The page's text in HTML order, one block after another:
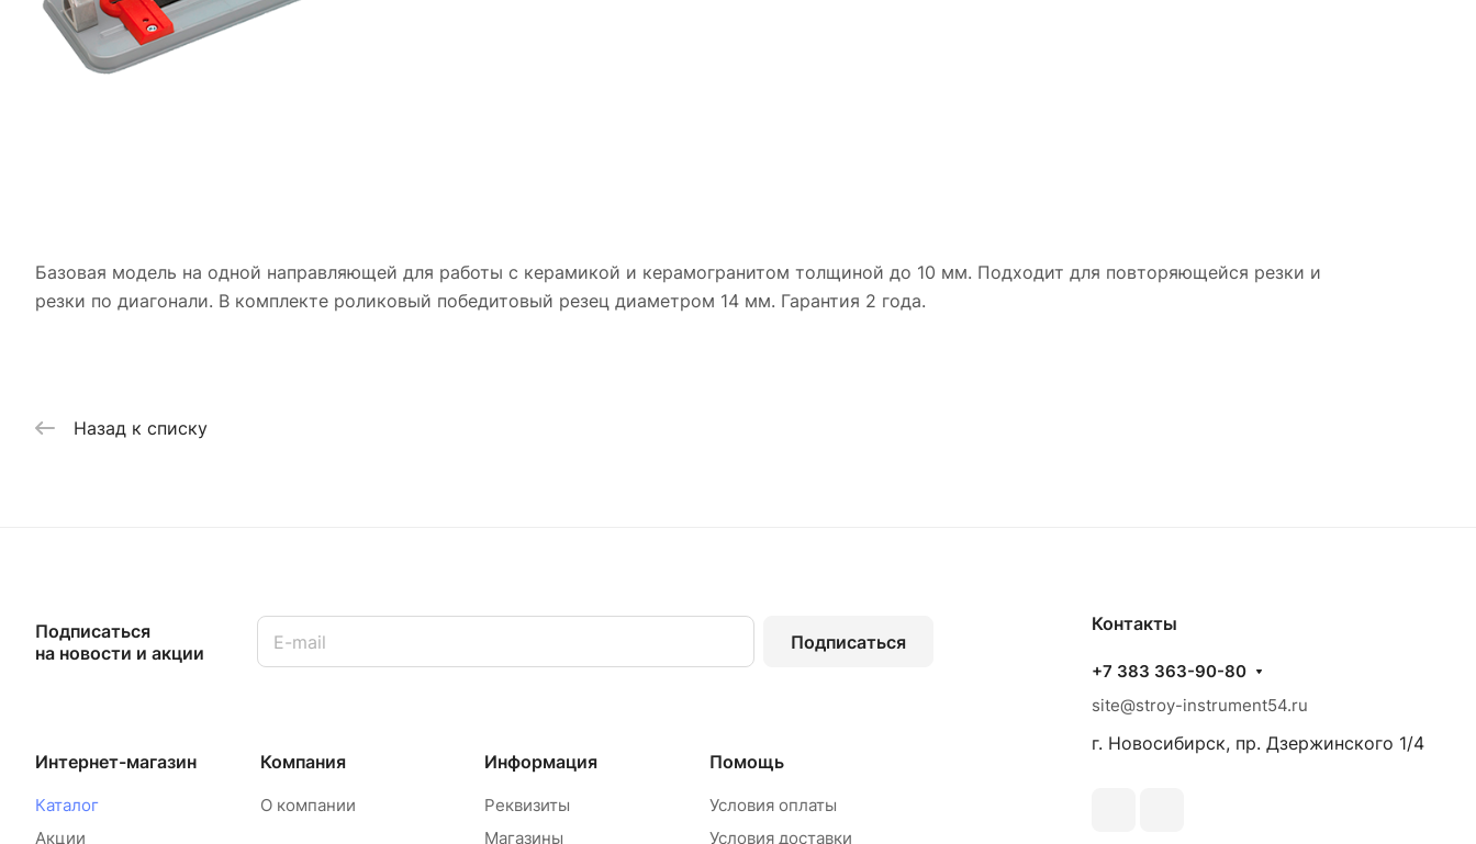
Базовая модель на одной направляющей для работы с керамикой и керамогранитом толщиной до 10 мм. Подходит для повторяющейся резки и
резки по диагонали. В комплекте роликовый победитовый резец диаметром 14 мм. Гарантия 2 года.
Назад к списку
Подписаться
на новости и акции
Подписаться
Интернет-магазин
Каталог
Акции
Компания
О компании
Информация
Реквизиты
Магазины
Помощь
Условия оплаты
Условия доставки
Контакты
+7 383 363-90-80
site@stroy-instrument54.ru
г. Новосибирск, пр. Дзержинского 1/4